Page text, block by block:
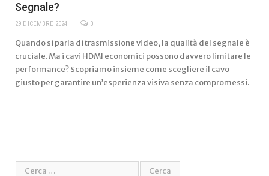
Segnale?
29 DICEMBRE 2024 0
Quando si parla di trasmissione video, la qualità del segnale è
cruciale. Ma i cavi HDMI economici possono davvero limitare le
performance? Scopriamo insieme come scegliere il cavo
giusto per garantire un’esperienza visiva senza compromessi.